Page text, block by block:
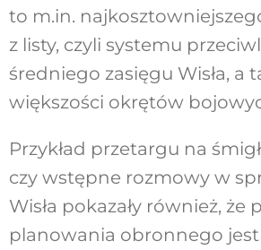
to m.in.
z listy, czyli systemu
średniego zasięgu Wisła, a
większości okrętów
Przykład przetargu na
czy wstępne rozmowy w
Wisła pokazały również, że
planowania obronnego jest